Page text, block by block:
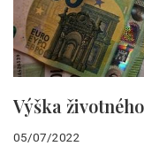
Výška
05/07/2022